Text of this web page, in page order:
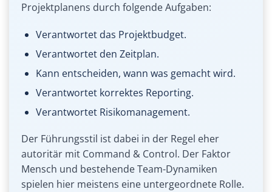
Projektplanens durch folgende Aufgaben:
Verantwortet das Projektbudget.
Verantwortet den Zeitplan.
Kann entscheiden, wann was gemacht wird.
Verantwortet korrektes Reporting.
Verantwortet Risikomanagement.
Der Führungsstil ist dabei in der Regel eher
autoritär mit Command & Control. Der Faktor
Mensch und bestehende Team-Dynamiken
spielen hier meistens eine untergeordnete Rolle.